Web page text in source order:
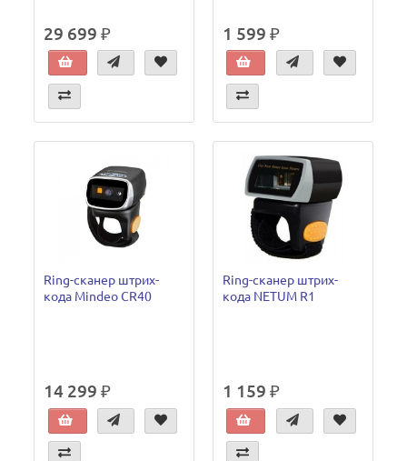
29 699 ₽ 1 599 ₽
Ring-cканер штрих-
кода Mindeo CR40
14 299 ₽
Ring-cканер штрих-
кода NETUM R1
1 159 ₽